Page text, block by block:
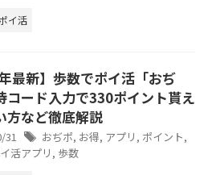
イ活
最新】歩数でポイ活「おぢ
コード入力で330ポイント貰え
方など徹底解説
31 おぢポ, お得, アプリ , ポイント,
活アプリ , 歩数